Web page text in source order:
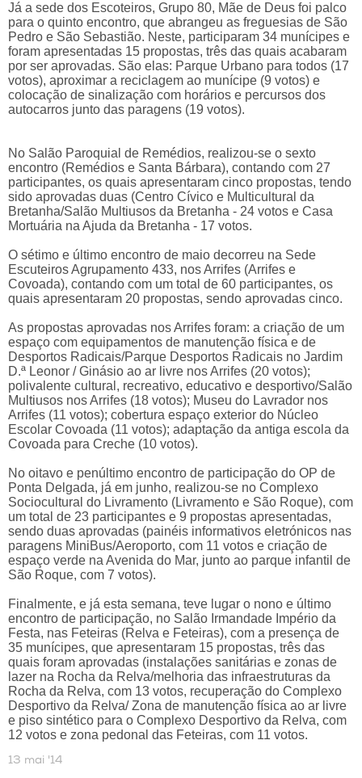
Já a sede dos Escoteiros, Grupo 80, Mãe de Deus foi palco
para o quinto encontro, que abrangeu as freguesias de São
Pedro e São Sebastião. Neste, participaram 34 munícipes e
foram apresentadas 15 propostas, três das quais acabaram
por ser aprovadas. São elas: Parque Urbano para todos (17
votos), aproximar a reciclagem ao munícipe (9 votos) e
colocação de sinalização com horários e percursos dos
autocarros junto das paragens (19 votos).
No Salão Paroquial de Remédios, realizou-se o sexto
encontro (Remédios e Santa Bárbara), contando com 27
participantes, os quais apresentaram cinco propostas, tendo
sido aprovadas duas (Centro Cívico e Multicultural da
Bretanha/Salão Multiusos da Bretanha - 24 votos e Casa
Mortuária na Ajuda da Bretanha - 17 votos.
O sétimo e último encontro de maio decorreu na Sede
Escuteiros Agrupamento 433, nos Arrifes (Arrifes e
Covoada), contando com um total de 60 participantes, os
quais apresentaram 20 propostas, sendo aprovadas cinco.
As propostas aprovadas nos Arrifes foram: a criação de um
espaço com equipamentos de manutenção física e de
Desportos Radicais/Parque Desportos Radicais no Jardim
D.ª Leonor / Ginásio ao ar livre nos Arrifes (20 votos);
polivalente cultural, recreativo, educativo e desportivo/Salão
Multiusos nos Arrifes (18 votos); Museu do Lavrador nos
Arrifes (11 votos); cobertura espaço exterior do Núcleo
Escolar Covoada (11 votos); adaptação da antiga escola da
Covoada para Creche (10 votos).
No oitavo e penúltimo encontro de participação do OP de
Ponta Delgada, já em junho, realizou-se no Complexo
Sociocultural do Livramento (Livramento e São Roque), com
um total de 23 participantes e 9 propostas apresentadas,
sendo duas aprovadas (painéis informativos eletrónicos nas
paragens MiniBus/Aeroporto, com 11 votos e criação de
espaço verde na Avenida do Mar, junto ao parque infantil de
São Roque, com 7 votos).
Finalmente, e já esta semana, teve lugar o nono e último
encontro de participação, no Salão Irmandade Império da
Festa, nas Feteiras (Relva e Feteiras), com a presença de
35 munícipes, que apresentaram 15 propostas, três das
quais foram aprovadas (instalações sanitárias e zonas de
lazer na Rocha da Relva/melhoria das infraestruturas da
Rocha da Relva, com 13 votos, recuperação do Complexo
Desportivo da Relva/ Zona de manutenção física ao ar livre
e piso sintético para o Complexo Desportivo da Relva, com
12 votos e zona pedonal das Feteiras, com 11 votos.
13 mai '14